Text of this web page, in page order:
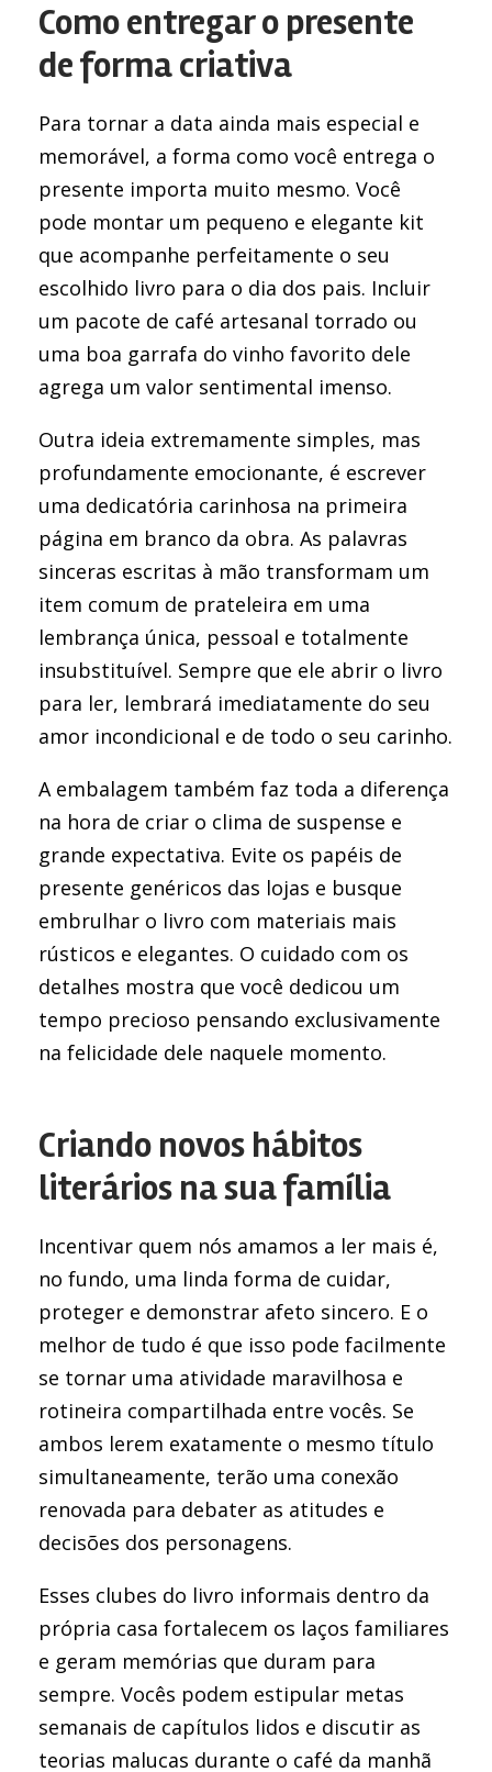
Como entregar o presente
de forma criativa
Para tornar a data ainda mais especial e
memorável, a forma como você entrega o
presente importa muito mesmo. Você
pode montar um pequeno e elegante kit
que acompanhe perfeitamente o seu
escolhido livro para o dia dos pais. Incluir
um pacote de café artesanal torrado ou
uma boa garrafa do vinho favorito dele
agrega um valor sentimental imenso.
Outra ideia extremamente simples, mas
profundamente emocionante, é escrever
uma dedicatória carinhosa na primeira
página em branco da obra. As palavras
sinceras escritas à mão transformam um
item comum de prateleira em uma
lembrança única, pessoal e totalmente
insubstituível. Sempre que ele abrir o livro
para ler, lembrará imediatamente do seu
amor incondicional e de todo o seu carinho.
A embalagem também faz toda a diferença
na hora de criar o clima de suspense e
grande expectativa. Evite os papéis de
presente genéricos das lojas e busque
embrulhar o livro com materiais mais
rústicos e elegantes. O cuidado com os
detalhes mostra que você dedicou um
tempo precioso pensando exclusivamente
na felicidade dele naquele momento.
Criando novos hábitos
literários na sua família
Incentivar quem nós amamos a ler mais é,
no fundo, uma linda forma de cuidar,
proteger e demonstrar afeto sincero. E o
melhor de tudo é que isso pode facilmente
se tornar uma atividade maravilhosa e
rotineira compartilhada entre vocês. Se
ambos lerem exatamente o mesmo título
simultaneamente, terão uma conexão
renovada para debater as atitudes e
decisões dos personagens.
Esses clubes do livro informais dentro da
própria casa fortalecem os laços familiares
e geram memórias que duram para
sempre. Vocês podem estipular metas
semanais de capítulos lidos e discutir as
teorias malucas durante o café da manhã